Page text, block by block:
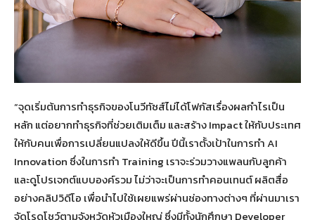
“จุดเริ่มต้นการทำธุรกิจของโนวีทัซส์ไม่ได้โฟกัสเรื่องผลกำไรเป็น
หลัก แต่อยากทำธุรกิจที่ช่วยเติมเต็ม และสร้าง Impact ให้กับประเทศ
ให้กับคนเพื่อการเปลี่ยนแปลงให้ดีขึ้น ปีนี้เราตั้งเป้าในการทำ AI
Innovation ซึ่งในการทำ Training เราจะร่วมวางแพลนกับลูกค้า
และดูโปรเจกต์แบบองค์รวม ไม่ว่าจะเป็นการทำคอนเทนต์ ผลิตสื่อ
อย่างคลิปวิดีโอ เพื่อนำไปใช้เผยแพร่ผ่านช่องทางต่างๆ ที่ผ่านมาเรา
จัดโรดโชว์ตามจังหวัดหัวเมืองใหญ่ ซึ่งมีทั้งนักศึกษา Developer